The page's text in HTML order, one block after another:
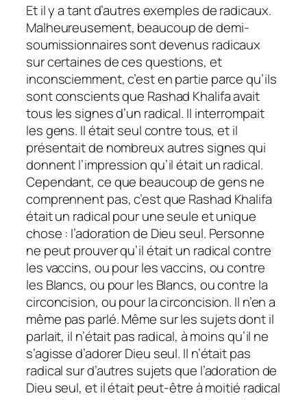
Et il y a tant d’autres exemples de radicaux.
Malheureusement, beaucoup de demi-
soumissionnaires sont devenus radicaux
sur certaines de ces questions, et
inconsciemment, c’est en partie parce qu’ils
sont conscients que Rashad Khalifa avait
tous les signes d’un radical. Il interrompait
les gens. Il était seul contre tous, et il
présentait de nombreux autres signes qui
donnent l’impression qu’il était un radical.
Cependant, ce que beaucoup de gens ne
comprennent pas, c’est que Rashad Khalifa
était un radical pour une seule et unique
chose : l’adoration de Dieu seul. Personne
ne peut prouver qu’il était un radical contre
les vaccins, ou pour les vaccins, ou contre
les Blancs, ou pour les Blancs, ou contre la
circoncision, ou pour la circoncision. Il n’en a
même pas parlé. Même sur les sujets dont il
parlait, il n’était pas radical, à moins qu’il ne
s’agisse d’adorer Dieu seul. Il n’était pas
radical sur d’autres sujets que l’adoration de
Dieu seul, et il était peut-être à moitié radical